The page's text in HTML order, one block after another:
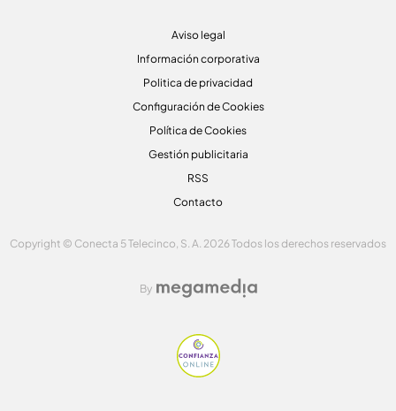
Aviso legal
Información corporativa
Politica de privacidad
Configuración de Cookies
Política de Cookies
Gestión publicitaria
RSS
Contacto
Copyright © Conecta 5 Telecinco, S. A. 2026 Todos los derechos reservados
By